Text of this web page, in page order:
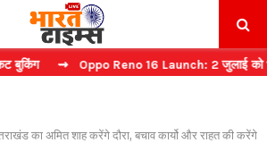
⇝ Oppo Reno 16 Launch: 2 जुलाई को भारत में
का अमित शाह करेंगे दौरा, बचाव कार्यो और राहत की करेंगे